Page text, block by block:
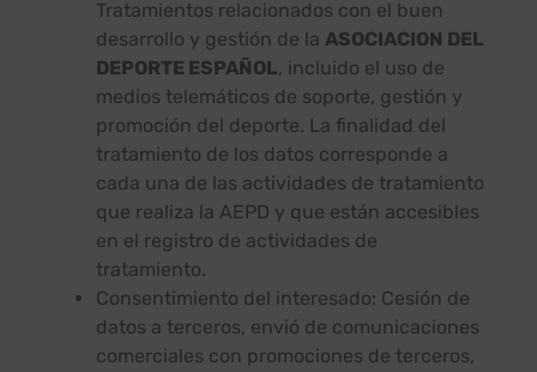
Tratamientos relacionados con el buen
desarrollo y gestión de la ASOCIACION DEL
DEPORTE ESPAÑOL, incluido el uso de
medios telemáticos de soporte, gestión y
promoción del deporte. La finalidad del
tratamiento de los datos corresponde a
cada una de las actividades de tratamiento
que realiza la AEPD y que están accesibles
en el registro de actividades de
tratamiento.
Consentimiento del interesado: Cesión de
datos a terceros, envió de comunicaciones
comerciales con promociones de terceros,